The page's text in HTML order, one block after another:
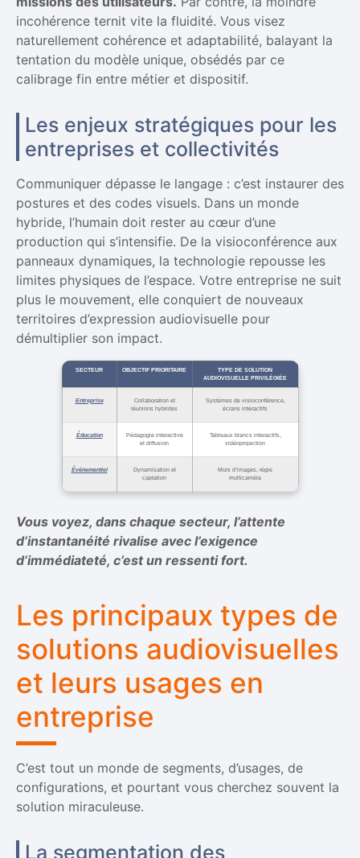
incohérence ternit vite la fluidité. Vous visez
naturellement cohérence et adaptabilité, balayant la
tentation du modèle unique, obsédés par ce
calibrage fin entre métier et dispositif.
Les enjeux stratégiques pour les
entreprises et collectivités
Communiquer dépasse le langage : c’est instaurer des
postures et des codes visuels. Dans un monde
hybride, l’humain doit rester au cœur d’une
production qui s’intensifie. De la visioconférence aux
panneaux dynamiques, la technologie repousse les
limites physiques de l’espace. Votre entreprise ne suit
plus le mouvement, elle conquiert de nouveaux
territoires d’expression audiovisuelle pour
démultiplier son impact.
SECTEUR OBJECTIF PRIORITAIRE
TYPE DE SOLUTION
AUDIOVISUELLE PRIVILÉGIÉE
Entreprise
Collaboration et
réunions hybrides
Systèmes de visioconférence,
écrans interactifs
Éducation
Pédagogie interactive
et diffusion
Tableaux blancs interactifs,
vidéoprojection
Événementiel
Dynamisation et
captation
Murs d’images, régie
multicaméra
Vous voyez, dans chaque secteur, l’attente
d’instantanéité rivalise avec l’exigence
d’immédiateté, c’est un ressenti fort.
Les principaux types de
solutions audiovisuelles
et leurs usages en
entreprise
C’est tout un monde de segments, d’usages, de
configurations, et pourtant vous cherchez souvent la
solution miraculeuse.
La segmentation des